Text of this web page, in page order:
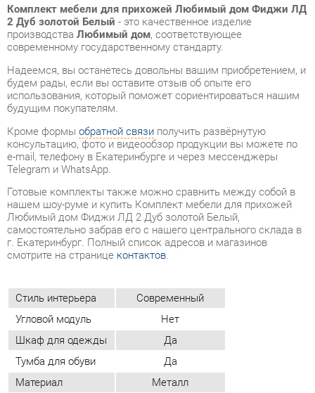
Надеемся, вы останетесь довольны вашим приобретением, и
будем рады, если вы оставите отзыв об опыте его
использования, который поможет сориентироваться нашим
будущим покупателям.
Кроме формы обратной связиполучить развёрнутую
консультацию, фото и видеообзор продукции вы можете по
e-mail, телефону в Екатеринбурге и через мессенджеры
Telegram и WhatsApp.
Готовые комплекты также можно сравнить между собой в
нашем шоу-руме и купить Комплект мебели для прихожей
Любимый дом Фиджи ЛД 2 Дуб золотой Белый,
самостоятельно забрав его с нашего центрального склада в
г. Екатеринбург. Полный список адресов и магазинов
смотрите на странице
Стиль интерьера Современный
Угловой модуль
Нет
Тумба для обуви
Да
Материал
Металл
Цвет
Дуб золотой/белый
ОТЗЫВЫ
Пока нет отзывов, поделитесь первым своим мнением.